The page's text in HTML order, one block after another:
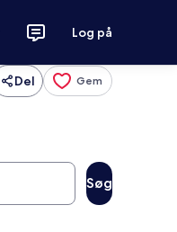
Log på
Del Gem
Søg